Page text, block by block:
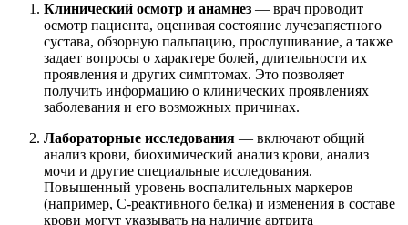
Клинический осмотр и анамнез — врач проводит
осмотр пациента, оценивая состояние лучезапястного
сустава, обзорную пальпацию, прослушивание, а также
задает вопросы о характере болей, длительности их
проявления и других симптомах. Это позволяет
получить информацию о клинических проявлениях
заболевания и его возможных причинах.
Лабораторные исследования — включают общий
анализ крови, биохимический анализ крови, анализ
мочи и другие специальные исследования.
Повышенный уровень воспалительных маркеров
(например, С-реактивного белка) и изменения в составе
крови могут указывать на наличие артрита